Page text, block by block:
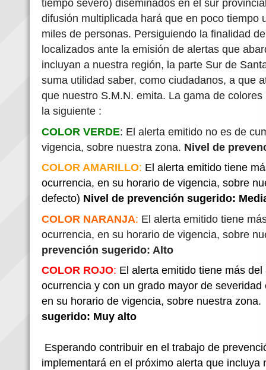
tiempo severo) diseminados en el sur
difusión multiplicada hará que en poco tiempo
miles de personas. Persiguiendo la finalidad
localizados ante la emisión de alertas que
incluyan a nuestra región, la parte Sur de
suma utilidad saber, como ciudadanos, a que
que nuestro S.M.N. emita. La gama de
la siguiente :
COLOR VERDE: El alerta emitido no es de
vigencia, sobre nuestra zona. Nivel de
COLOR AMARILLO: El alerta emitido tiene
ocurrencia, en su horario de vigencia, sobre
defecto) Nivel de prevención sugerido:
COLOR NARANJA: El alerta emitido tiene
ocurrencia, en su horario de vigencia, sobre
prevención sugerido: Alto
COLOR ROJO: El alerta emitido tiene más
ocurrencia y con un grado mayor de
en su horario de vigencia, sobre nuestra
sugerido: Muy alto
Esperando contribuir en el trabajo de
implementará en el próximo alerta que incluya